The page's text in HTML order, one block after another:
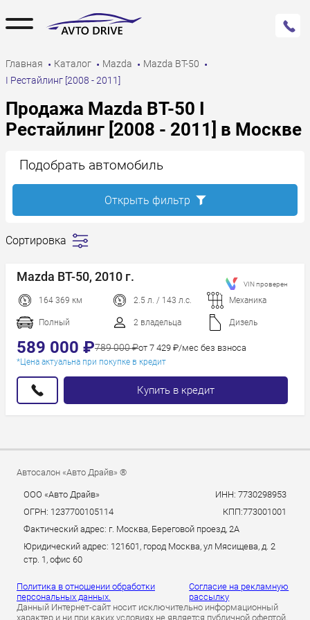
Главная Каталог Mazda
Mazda BT-50
I Рестайлинг [2008 - 2011]
Продажа Mazda BT-50 I
Рестайлинг [2008 - 2011] в Москве
Сортировка
дешевле
дороже
Пробег
Год новее
Год старше
Mazda BT-50, 2010 г.
164 369 км 2.5 л. / 143 л.с. Механика
Полный 2 владельца Дизель
589 000 ₽789 000 ₽от 7 429 ₽/мес без взноса
*Цена актуальна при покупке в кредит
Купить в кредит
VIN проверен
Подобрать автомобиль
Открыть фильтр
Автосалон «Авто Драйв» ®
ООО «Авто Драйв»
ИНН: 7730298953
ОГРН: 1237700105114
КПП:773001001
Фактический адрес: г. Москва, Береговой проезд, 2А
Юридический адрес: 121601, город Москва, ул Мясищева, д. 2
стр. 1, офис 60
Политика в отношении обработки
персональных данных.
Согласие на рекламную
рассылку
Данный Интернет-сайт носит исключительно информационный
характер и ни при каких условиях не является публичной офертой,